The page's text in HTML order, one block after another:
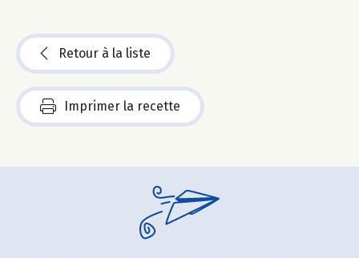
Retour à la liste
Imprimer la recette